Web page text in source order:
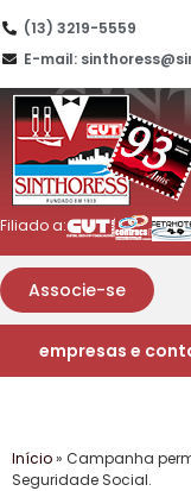
(13) 3219-5559
E-mail:
Filiado a:
Associe-se
empresas e
Início» Campanha
Seguridade Social.